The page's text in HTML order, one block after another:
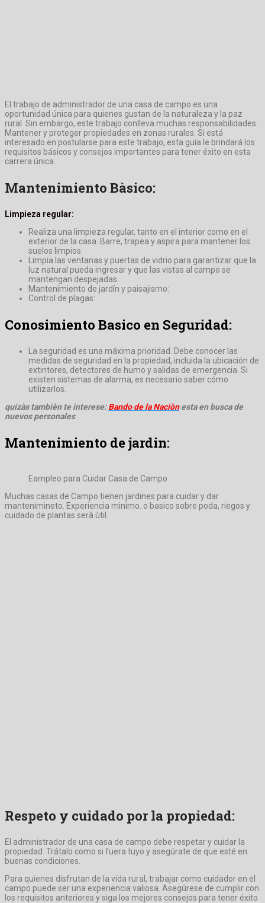
El trabajo de administrador de una casa de campo es una
oportunidad única para quienes gustan de la naturaleza y la paz
rural. Sin embargo, este trabajo conlleva muchas responsabilidades:
Mantener y proteger propiedades en zonas rurales. Si está
interesado en postularse para este trabajo, esta guía le brindará los
requisitos básicos y consejos importantes para tener éxito en esta
carrera única.
Mantenimiento Bàsico:
Limpieza regular:
Realiza una limpieza regular, tanto en el interior como en el
exterior de la casa. Barre, trapea y aspira para mantener los
suelos limpios.
Limpia las ventanas y puertas de vidrio para garantizar que la
luz natural pueda ingresar y que las vistas al campo se
mantengan despejadas.
Mantenimiento de jardín y paisajismo:
Control de plagas:
Conosimiento Basico en Seguridad:
La seguridad es una máxima prioridad. Debe conocer las
medidas de seguridad en la propiedad, incluida la ubicación de
extintores, detectores de humo y salidas de emergencia. Si
existen sistemas de alarma, es necesario saber cómo
utilizarlos.
quizàs tambièn te interese:Bando de la Naciònesta en busca de
nuevos personales
Mantenimiento de jardin:
Eampleo para Cuidar Casa de Campo
Muchas casas de Campo tienen jardines para cuidar y dar
mantenimineto. Experiencia minimo. o basico sobre poda, riegos y
cuidado de plantas serà ùtil.
Respeto y cuidado por la propiedad:
El administrador de una casa de campo debe respetar y cuidar la
propiedad. Trátalo como si fuera tuyo y asegúrate de que esté en
buenas condiciones.
Para quienes disfrutan de la vida rural, trabajar como cuidador en el
campo puede ser una experiencia valiosa. Asegúrese de cumplir con
los requisitos anteriores y siga los mejores consejos para tener éxito